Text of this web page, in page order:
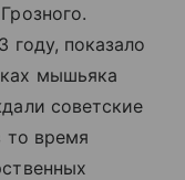
году, показало
мышьяка
советские
то время